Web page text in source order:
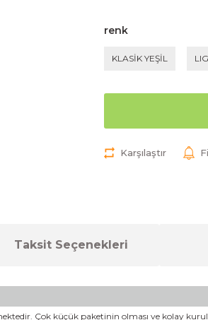
renk
KLASİK YEŞİL
Karşılaştır
Taksit Seçenekleri
Çok küçük paketinin olması ve kolay